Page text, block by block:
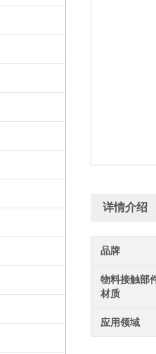
详情介绍
品牌
物料接触部
材质
应用领域